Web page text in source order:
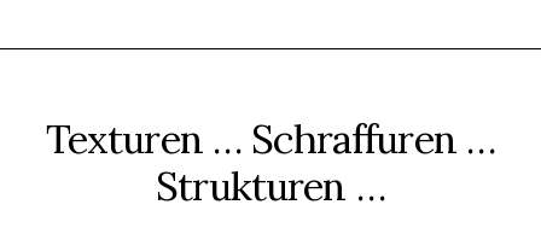
Texturen … Schraffuren …
Strukturen …